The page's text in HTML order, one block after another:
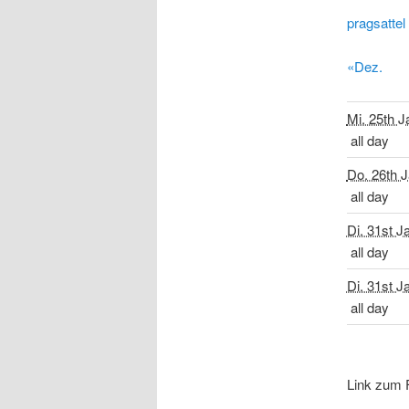
pragsattel
«Dez.
Mi. 25th
all day
Do. 26th
all day
Di. 31st
all day
Di. 31st
all day
Link zum